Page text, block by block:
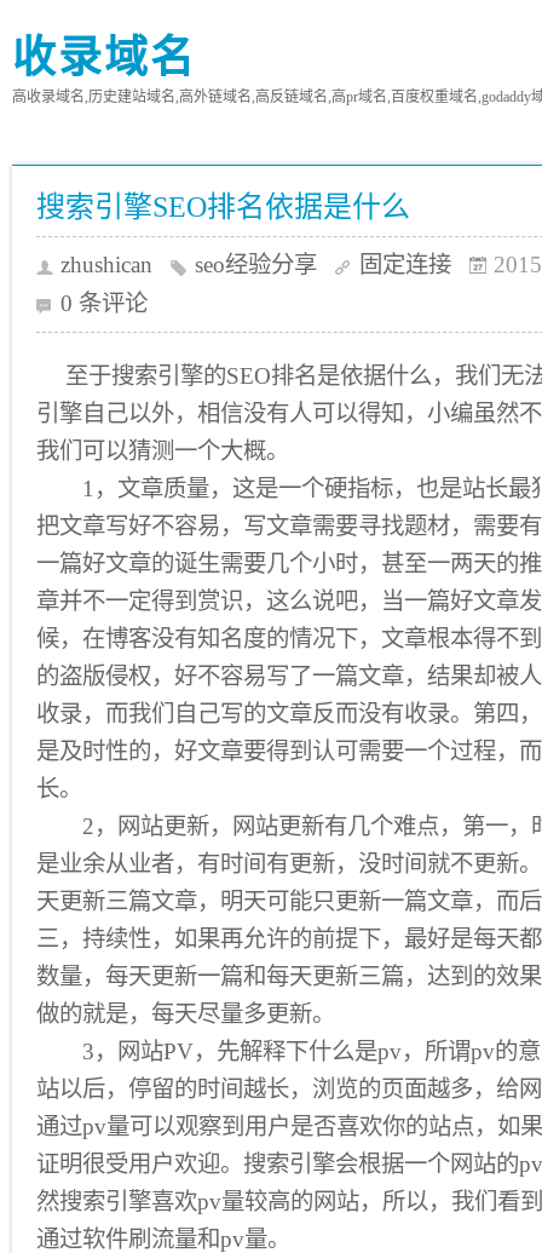
收录域名
高收录域名,历史建站域名,高外链域名,高反链域名,高pr域名,百度权重域名,godaddy
搜索引擎SEO排名依据是什么
zhushican seo经验分享 固定连接
0 条评论
至于搜索引擎的SEO排名是依据什么，我们无
引擎自己以外，相信没有人可以得知，小编虽然
我们可以猜测一个大概。
1，文章质量，这是一个硬指标，也是站长最
把文章写好不容易，写文章需要寻找题材，需要
一篇好文章的诞生需要几个小时，甚至一两天的
章并不一定得到赏识，这么说吧，当一篇好文章
候，在博客没有知名度的情况下，文章根本得不
的盗版侵权，好不容易写了一篇文章，结果却被
收录，而我们自己写的文章反而没有收录。第四
是及时性的，好文章要得到认可需要一个过程，
长。
2，网站更新，网站更新有几个难点，第一，
是业余从业者，有时间有更新，没时间就不更新
天更新三篇文章，明天可能只更新一篇文章，而
三，持续性，如果再允许的前提下，最好是每天
数量，每天更新一篇和每天更新三篇，达到的效
做的就是，每天尽量多更新。
3，网站PV，先解释下什么是pv，所谓pv的意
站以后，停留的时间越长，浏览的页面越多，给
通过pv量可以观察到用户是否喜欢你的站点，如
证明很受用户欢迎。搜索引擎会根据一个网站的
然搜索引擎喜欢pv量较高的网站，所以，我们看
通过软件刷流量和pv量。